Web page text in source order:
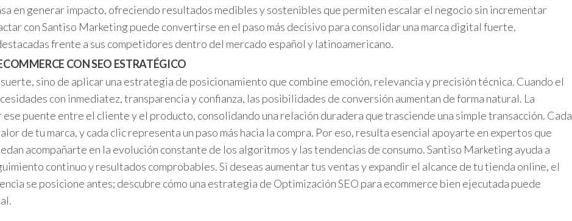
en generar impacto, ofreciendo resultados medibles y sostenibles que permiten escalar el negocio sin incrementar
con Santiso Marketing puede convertirse en el paso más decisivo para consolidar una marca digital fuerte,
frente a sus competidores dentro del mercado español y latinoamericano.
CON SEO ESTRATÉGICO
sino de aplicar una estrategia de posicionamiento que combine emoción, relevancia y precisión técnica. Cuando el
con inmediatez, transparencia y confianza, las posibilidades de conversión aumentan de forma natural. La
puente entre el cliente y el producto, consolidando una relación duradera que trasciende una simple transacción. Cada
de tu marca, y cada clic representa un paso más hacia la compra. Por eso, resulta esencial apoyarte en expertos que
acompañarte en la evolución constante de los algoritmos y las tendencias de consumo. Santiso Marketing ayuda a
continuo y resultados comprobables. Si deseas aumentar tus ventas y expandir el alcance de tu tienda online, el
se posicione antes; descubre cómo una estrategia de Optimización SEO para ecommerce bien ejecutada puede